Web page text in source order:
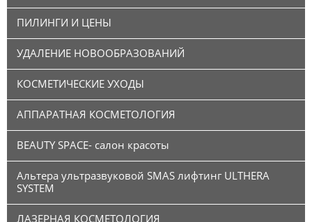
ПИЛИНГИ И ЦЕНЫ
УДАЛЕНИЕ НОВООБРАЗОВАНИЙ
КОСМЕТИЧЕСКИЕ УХОДЫ
АППАРАТНАЯ КОСМЕТОЛОГИЯ
BEAUTY SPACE- салон красоты
Альтера ультразвуковой SMAS лифтинг ULTHERA
SYSTEM
ЛАЗЕРНАЯ КОСМЕТОЛОГИЯ